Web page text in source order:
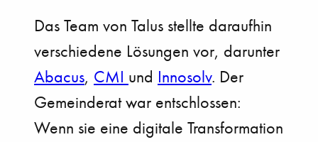
Das Team von Talus stellte daraufhin
verschiedene Lösungen vor, darunter
Abacus, CMI und Innosolv. Der
Gemeinderat war entschlossen:
Wenn sie eine digitale Transformation